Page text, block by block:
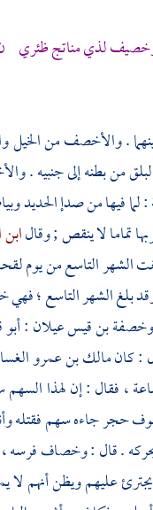
لذي مناتج ظئري ن
. والأخصف من
من بطنه إلى جنبيه .
فيها من صدإ الحديد
تماما لا ينقص ; وقال
بلغت الشهر التاسع من
الشهر التاسع ؛
وخصفة بن قيس عيلان:
: كانمالك بن عمرو
فقال : إن لهذا السهم
حجر جاءه سهم فقتله
. قال : وخصاف
عليهم ويظن أنهم لا